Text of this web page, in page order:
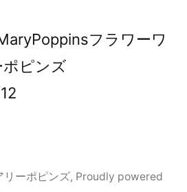
フラワーワ
ピンズ
リーポピンズ, Proudly powered